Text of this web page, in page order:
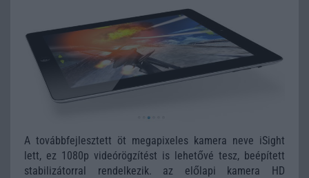
A továbbfejlesztett öt megapixeles kamera neve iSight
lett, ez 1080p videórögzítést is lehetővé tesz, beépített
stabilizátorral rendelkezik. az előlapi kamera HD